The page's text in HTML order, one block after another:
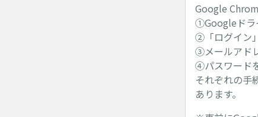
Google
①Googleドラ
②「ログイン
③メールアド
④パスワード
それぞれの手
あります。